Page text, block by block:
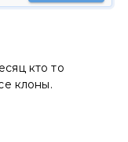
кто то
клоны.